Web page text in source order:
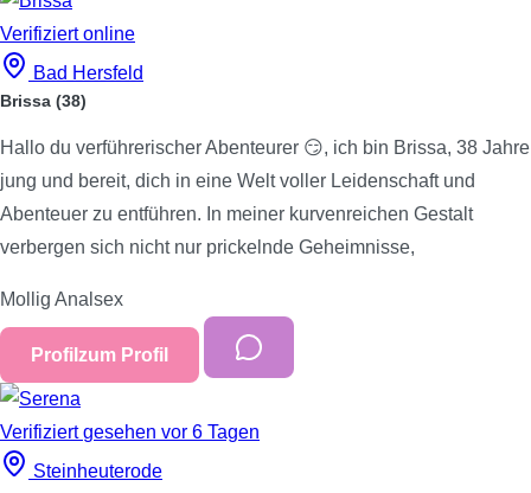
Verifiziertonline
Bad Hersfeld
Brissa (38)
Hallo du verführerischer Abenteurer 😏, ich bin Brissa, 38 Jahre
jung und bereit, dich in eine Welt voller Leidenschaft und
Abenteuer zu entführen. In meiner kurvenreichen Gestalt
verbergen sich nicht nur prickelnde Geheimnisse,
Mollig Analsex
Profil zum Profil
Verifiziertgesehen vor 6 Tagen
Steinheuterode